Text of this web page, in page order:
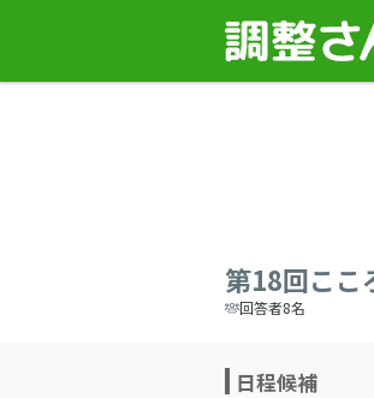
第18回ここ
回答者8名
日程候補